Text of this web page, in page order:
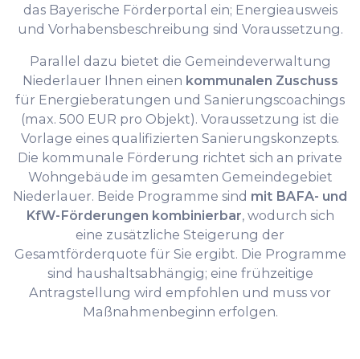
das Bayerische Förderportal ein; Energieausweis
und Vorhabensbeschreibung sind Voraussetzung.
Parallel dazu bietet die Gemeindeverwaltung
Niederlauer Ihnen einen kommunalen Zuschuss
für Energieberatungen und Sanierungscoachings
(max. 500 EUR pro Objekt). Voraussetzung ist die
Vorlage eines qualifizierten Sanierungskonzepts.
Die kommunale Förderung richtet sich an private
Wohngebäude im gesamten Gemeindegebiet
Niederlauer. Beide Programme sind mit BAFA- und
KfW-Förderungen kombinierbar, wodurch sich
eine zusätzliche Steigerung der
Gesamtförderquote für Sie ergibt. Die Programme
sind haushaltsabhängig; eine frühzeitige
Antragstellung wird empfohlen und muss vor
Maßnahmenbeginn erfolgen.